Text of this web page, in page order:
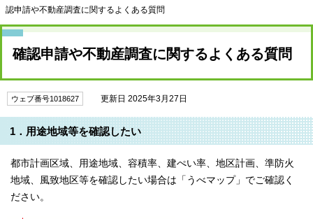
認申請や不動産調査に関するよくある質問
確認申請や不動産調査に関するよくある質問
ウェブ番号1018627 更新日 2025年3月27日
1．用途地域等を確認したい
都市計画区域、用途地域、容積率、建ぺい率、地区計画、準防火
地域、風致地区等を確認したい場合は「うべマップ」でご確認く
ださい。